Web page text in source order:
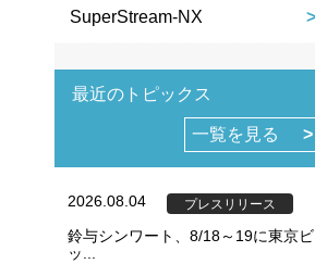
SuperStream-NX
最近のトピックス
一覧を見る
2026.08.04 プレスリリース
鈴与シンワート、8/18～19に東京ビ
ッ...